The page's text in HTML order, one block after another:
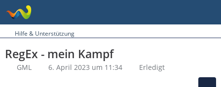
Hilfe & Unterstützung
RegEx - mein Kampf
GML 6. April 2023 um 11:34 Erledigt